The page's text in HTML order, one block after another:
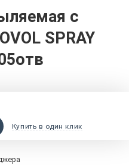
с
SPRAY
Купить в один клик